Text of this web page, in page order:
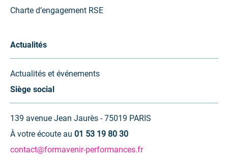
Charte d’engagement RSE
Actualités
Actualités et événements
Siège social
139 avenue Jean Jaurès - 75019 PARIS
À votre écoute au 01 53 19 80 30
contact@formavenir-performances.fr